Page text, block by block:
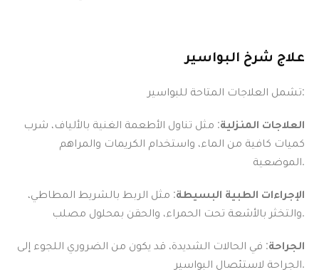
علاج شرخ البواسير
تشمل العلاجات المتاحة للبواسير:
العلاجات المنزلية: مثل تناول الأطعمة الغنية بالألياف، شرب
كميات كافية من الماء، واستخدام الكريمات والمراهم
الموضعية.
الإجراءات الطبية البسيطة: مثل الربط بالشريط المطاطي،
والتخثر بالأشعة تحت الحمراء، والحقن بمحلول مصلب.
الجراحة: في الحالات الشديدة، قد يكون من الضروري اللجوء إلى
الجراحة لاستئصال البواسير.